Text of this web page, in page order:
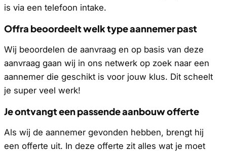
is via een telefoon intake.
Offra beoordeelt welk type aannemer past
Wij beoordelen de aanvraag en op basis van deze
aanvraag gaan wij in ons netwerk op zoek naar een
aannemer die geschikt is voor jouw klus. Dit scheelt
je super veel werk!
Je ontvangt een passende aanbouw offerte
Als wij de aannemer gevonden hebben, brengt hij
een offerte uit. In deze offerte zit alles wat je moet